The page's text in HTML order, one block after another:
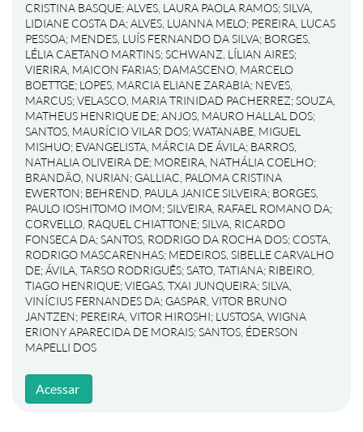
CRISTINA BASQUE;ALVES, LAURA PAOLA RAMOS;SILVA,
LIDIANE COSTA DA;ALVES, LUANNA MELO; PEREIRA, LUCAS
PESSOA; MENDES, LUÍS FERNANDO DA SILVA; BORGES,
LÉLIA CAETANO MARTINS;SCHWANZ, LÍLIAN AIRES;
VIERIRA, MAICON FARIAS; DAMASCENO, MARCELO
BOETTGE; LOPES, MARCIA ELIANE ZARABIA; NEVES,
MARCUS;VELASCO, MARIA TRINIDAD PACHERREZ;SOUZA,
MATHEUS HENRIQUE DE;ANJOS, MAURO HALLAL DOS;
SANTOS, MAURÍCIO VILAR DOS;WATANABE, MIGUEL
MISHUO; EVANGELISTA, MÁRCIA DE ÁVILA; BARROS,
NATHALIA OLIVEIRA DE; MOREIRA, NATHÁLIA COELHO;
BRANDÃO, NURIAN; GALLIAC, PALOMA CRISTINA
EWERTON; BEHREND, PAULA JANICE SILVEIRA; BORGES,
PAULO IOSHITOMO IMOM;SILVEIRA, RAFAEL ROMANO DA;
CORVELLO, RAQUEL CHIATTONE;SILVA, RICARDO
FONSECA DA;SANTOS, RODRIGO DA ROCHA DOS; COSTA,
RODRIGO MASCARENHAS; MEDEIROS, SIBELLE CARVALHO
DE;ÁVILA, TARSO RODRIGUÊS;SATO, TATIANA; RIBEIRO,
TIAGO HENRIQUE;VIEGAS, TXAI JUNQUEIRA;SILVA,
VINÍCIUS FERNANDES DA; GASPAR, VITOR BRUNO
JANTZEN; PEREIRA, VITOR HIROSHI; LUSTOSA, WIGNA
ERIONY APARECIDA DE MORAIS;SANTOS, ÉDERSON
MAPELLI DOS
Acessar